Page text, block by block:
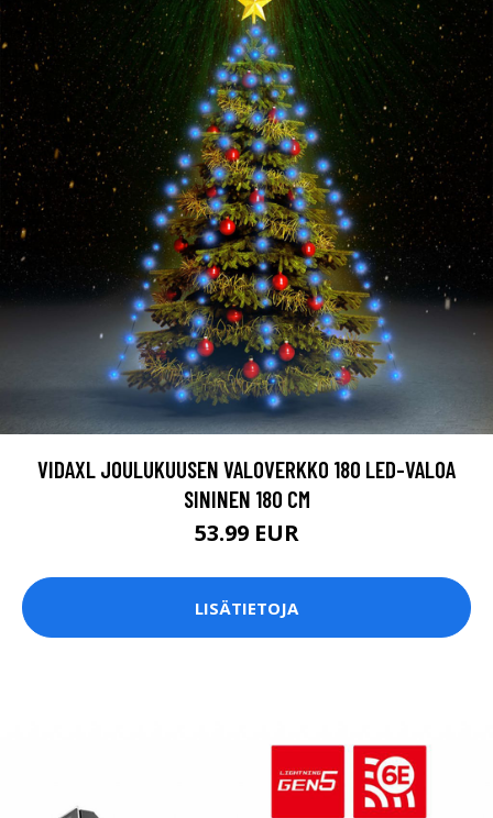
VIDAXL JOULUKUUSEN VALOVERKKO 180 LED-VALOA
SININEN 180 CM
53.99 EUR
LISÄTIETOJA